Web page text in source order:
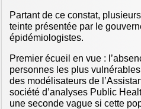
Partant de ce constat,
teinte présentée par le
épidémiologistes.
Premier écueil en vue :
personnes les plus
des modélisateurs de
société d’analyses Public
une seconde vague si cette